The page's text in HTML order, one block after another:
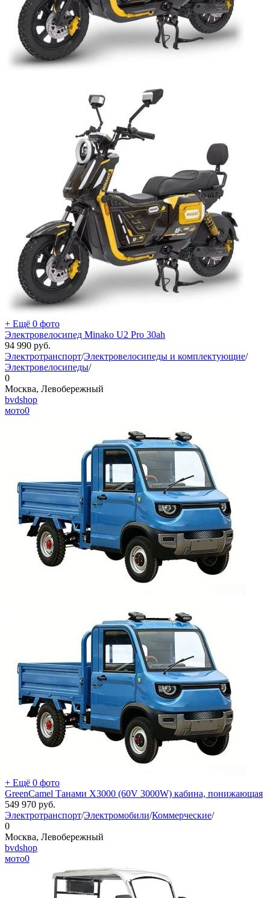
+ Ещё 0 фото
Электровелосипед Minako U2 Pro 30ah
94 990 руб.
Электротранспорт/Электровелосипеды и комплектующие/
Электровелосипеды/
0
Москва, Левобережный
bvdshop
мото0
+ Ещё 0 фото
GreenCamel Танами X3000 (60V 3000W) кабина, понижающая
549 970 руб.
Электротранспорт/Электромобили/Коммерческие/
0
Москва, Левобережный
bvdshop
мото0